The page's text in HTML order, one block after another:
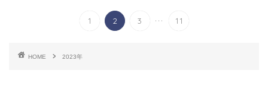
1 2 3 ... 11
HOME 2023年